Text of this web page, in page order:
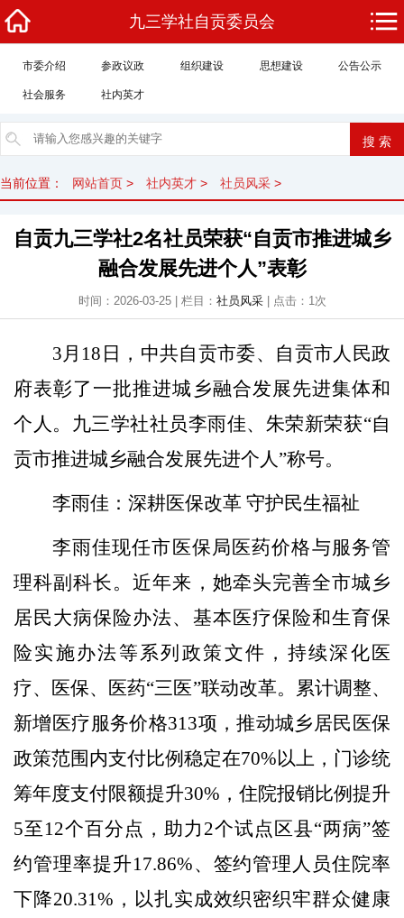
九三学社自贡委员会
市委介绍 参政议政 组织建设 思想建设 公告公示
社会服务 社内英才
当前位置： 网站首页 > 社内英才 > 社员风采 >
自贡九三学社2名社员荣获“自贡市推进城乡
融合发展先进个人”表彰
时间：2026-03-25 | 栏目： 社员风采| 点击：1次
3月 18 日， 中共自贡市委、 自贡市人民政
府表彰了一批推进城乡融合发展先进集体和
个人 。 九三学社社员李雨佳、朱荣新荣获“自
贡市推进城乡融合发展先进个人”称号。
李雨佳：深耕医保改革 守护民生福祉
李雨佳现任市医保局医药价格与服务管
理科副科长。近年来，她牵头完善全市城乡
居民大病保险办法、基本医疗保险和生育保
险实施办法等系列政策文件，持续深化医
疗、医保、医药“三医”联动改革。累计调整、
新增医疗服务价格313项，推动城乡居民医保
政策范围内支付比例稳定在70%以上，门诊统
筹年度支付限额提升30% ，住院报销比例提升
5至12个百分点，助力 2个试点区县“两病”签
约管理率提升17.86%、签约管理人员住院率
下降20.31% ，以扎实成效织密织牢群众健康